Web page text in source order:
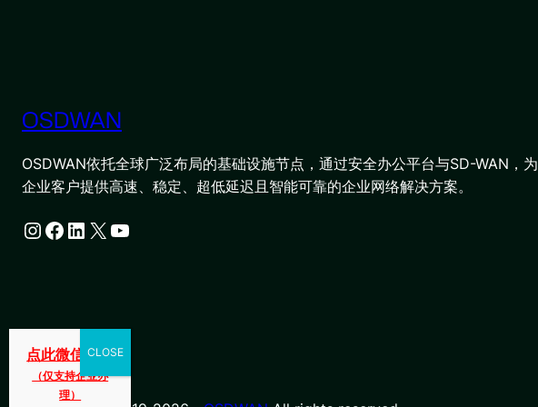
OSDWAN
OSDWAN依托全球广泛布局的基础设施节点，通过安全办公平台与SD-WAN，为
企业客户提供高速、稳定、超低延迟且智能可靠的企业网络解决方案。
Instagram Facebook LinkedIn X YouTube
点此微信咨询
（仅支持企业办
理）